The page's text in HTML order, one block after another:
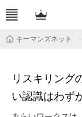
キーマンズネット
リスキリング
い認識はわず